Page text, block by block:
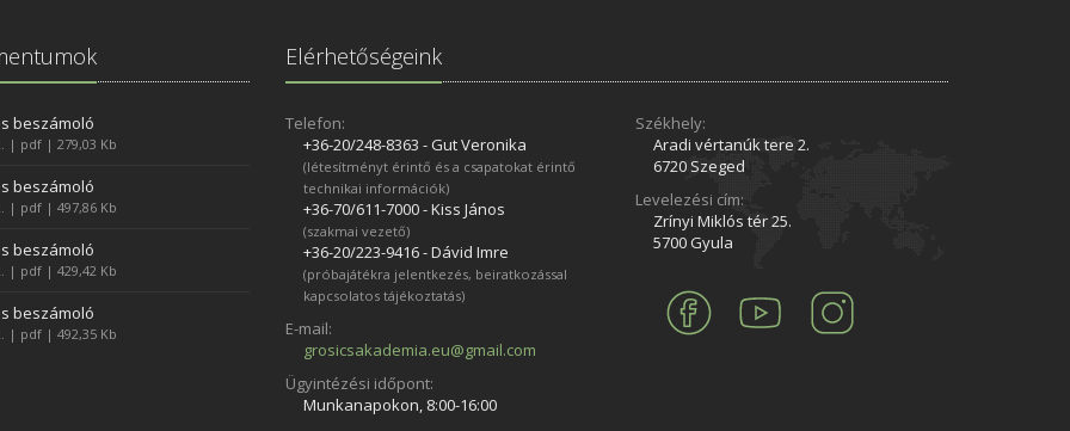
beszámoló
| pdf | 279,03 Kb
beszámoló
| pdf | 497,86 Kb
beszámoló
| pdf | 429,42 Kb
beszámoló
| pdf | 492,35 Kb
Elérhetőségeink
Telefon:
+36-20/248­-8363 - Gut Veronika
(létesítményt érintő és a csapatokat érintő
technikai információk)
+36-70/611­-7000 - Kiss János
(szakmai vezető)
+36-20/223­-9416 - Dávid Imre
(próbajátékra jelentkezés, beiratkozással
kapcsolatos tájékoztatás)
E-mail:
grosicsakademia.eu@gmail.com
Ügyintézési időpont:
Munkanapokon, 8:00-16:00
Székhely:
Aradi vértanúk tere 2.
6720 Szeged
Levelezési cím:
Zrínyi Miklós tér 25.
5700 Gyula